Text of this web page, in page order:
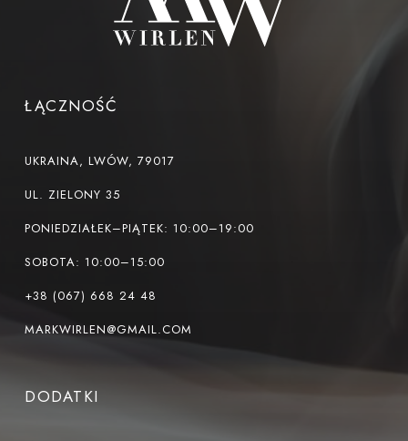
ŁĄCZNOŚĆ
UKRAINA, LWÓW, 79017
UL. ZIELONY 35
PONIEDZIAŁEK–PIĄTEK: 10:00–19:00
SOBOTA: 10:00–15:00
+38 (067) 668 24 48
MARKWIRLEN@GMAIL.COM
DODATKI